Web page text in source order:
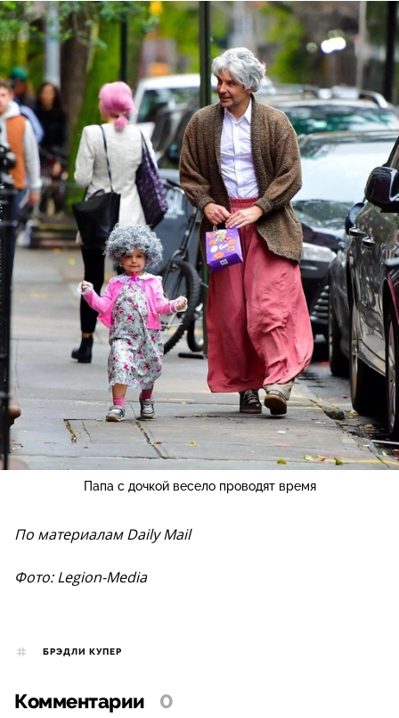
Папа с дочкой весело проводят время
По материалам Daily Mail
Фото: Legion-Media
БРЭДЛИ КУПЕР
Комментарии 0